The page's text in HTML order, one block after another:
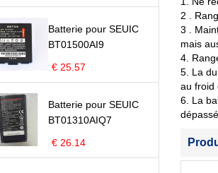
Batterie pour SEUIC
BT01500AI9
€ 25.57
Batterie pour SEUIC
BT01310AIQ7
€ 26.14
2 .
3 .
mais
4.
5. La
au froid
6. La